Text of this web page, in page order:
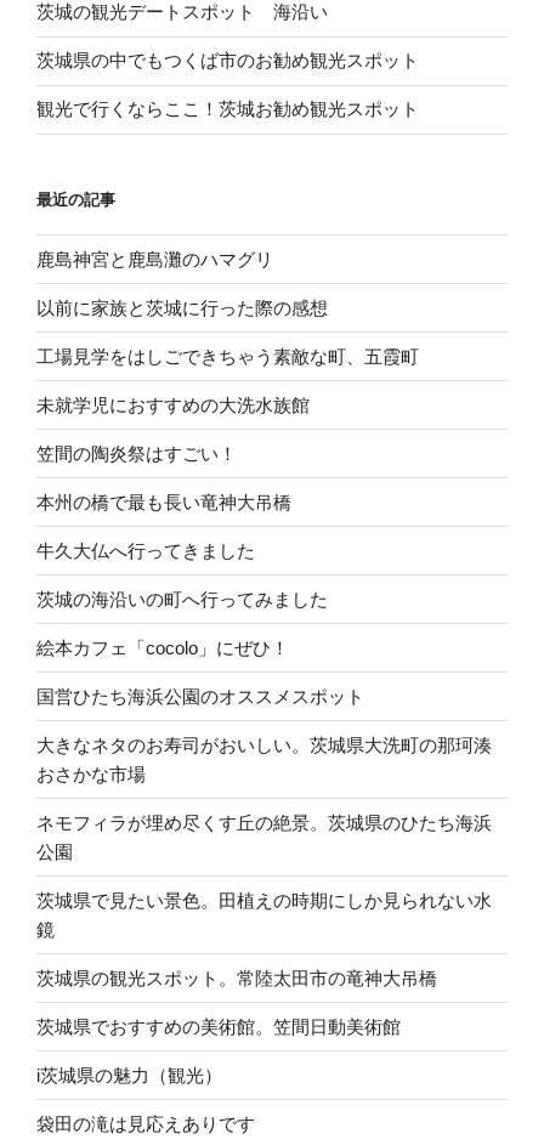
茨城の観光デートスポット 海沿い
茨城県の中でもつくば市のお勧め観光スポット
観光で行くならここ！茨城お勧め観光スポット
最近の記事
鹿島神宮と鹿島灘のハマグリ
以前に家族と茨城に行った際の感想
工場見学をはしごできちゃう素敵な町、五霞町
未就学児におすすめの大洗水族館
笠間の陶炎祭はすごい！
本州の橋で最も長い竜神大吊橋
牛久大仏へ行ってきました
茨城の海沿いの町へ行ってみました
絵本カフェ「cocolo」にぜひ！
国営ひたち海浜公園のオススメスポット
大きなネタのお寿司がおいしい。茨城県大洗町の那珂湊
おさかな市場
ネモフィラが埋め尽くす丘の絶景。茨城県のひたち海浜
公園
茨城県で見たい景色。田植えの時期にしか見られない水
鏡
茨城県の観光スポット。常陸太田市の竜神大吊橋
茨城県でおすすめの美術館。笠間日動美術館
i茨城県の魅力（観光）
袋田の滝は見応えありです